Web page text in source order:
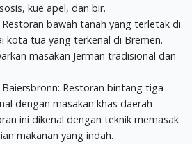
kue apel, dan bir.
Restoran bawah tanah yang terletak di
kota tua yang terkenal di Bremen.
masakan Jerman tradisional dan
Restoran bintang tiga
dengan masakan khas daerah
ini dikenal dengan teknik memasak
makanan yang indah.